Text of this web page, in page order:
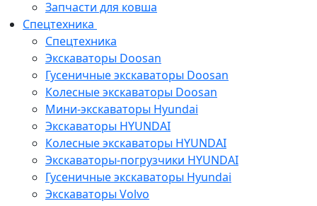
Запчасти для ковша
Спецтехника
Спецтехника
Экскаваторы Doosan
Гусеничные экскаваторы Doosan
Колесные экскаваторы Doosan
Мини-экскаваторы Hyundai
Экскаваторы HYUNDAI
Колесные экскаваторы HYUNDAI
Экскаваторы-погрузчики HYUNDAI
Гусеничные экскаваторы Hyundai
Экскаваторы Volvo